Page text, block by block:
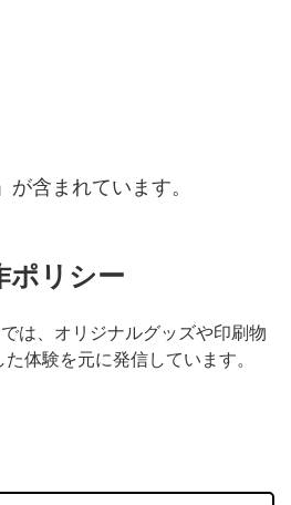
含まれています。
ポリシー
は、オリジナルグッズや印刷物
体験を元に発信しています。